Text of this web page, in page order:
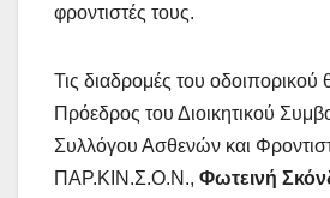
φροντιστές τους.
Τις διαδρομές του οδοιπορικού
Πρόεδρος του Διοικητικού
Συλλόγου Ασθενών και
ΠΑΡ.ΚΙΝ.Σ.Ο.Ν., Φωτεινή